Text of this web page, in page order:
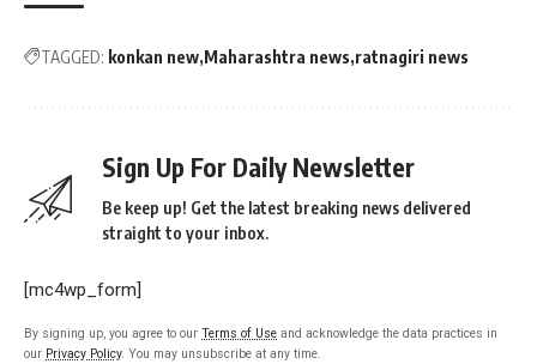
TAGGED: konkan new Maharashtra news ratnagiri news
Sign Up For Daily Newsletter
Be keep up! Get the latest breaking news delivered
straight to your inbox.
[mc4wp_form]
By signing up, you agree to our Terms of Use and acknowledge the data practices in
our Privacy Policy. You may unsubscribe at any time.